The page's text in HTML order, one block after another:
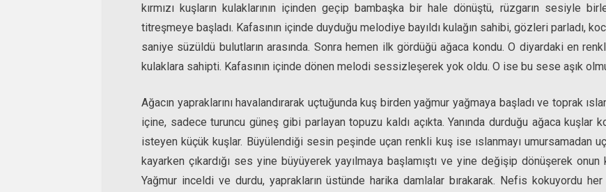
kırmızı kuşların kulaklarının içinden geçip bambaşka bir hale dönüştü, rüzgarın sesiyle
titreşmeye başladı. Kafasının içinde duyduğu melodiye bayıldı kulağın sahibi, gözleri parladı,
saniye süzüldü bulutların arasında. Sonra hemen ilk gördüğü ağaca kondu. O diyardaki en
kulaklara sahipti. Kafasının içinde dönen melodi sessizleşerek yok oldu. O ise bu sese aşık
Ağacın yapraklarını havalandırarak uçtuğunda kuş birden yağmur yağmaya başladı ve toprak
içine, sadece turuncu güneş gibi parlayan topuzu kaldı açıkta. Yanında durduğu ağaca kuşlar
isteyen küçük kuşlar. Büyülendiği sesin peşinde uçan renkli kuş ise ıslanmayı umursamadan
kayarken çıkardığı ses yine büyüyerek yayılmaya başlamıştı ve yine değişip dönüşerek
Yağmur inceldi ve durdu, yaprakların üstünde harika damlalar bırakarak. Nefis kokuyordu